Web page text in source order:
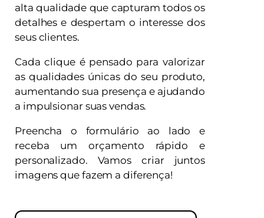
alta qualidade que capturam todos os
detalhes e despertam o interesse dos
seus clientes.
Cada clique é pensado para valorizar
as qualidades únicas do seu produto,
aumentando sua presença e ajudando
a impulsionar suas vendas.
Preencha o formulário ao lado e
receba um orçamento rápido e
personalizado. Vamos criar juntos
imagens que fazem a diferença!